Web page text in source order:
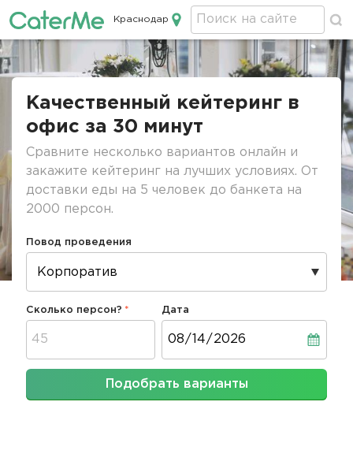
Кейтеринг в Краснодаре
Краснодар
Строка
Качественный кейтеринг в
офис за 30 минут
Сравните несколько вариантов онлайн и
закажите кейтеринг на лучших условиях. От
доставки еды на 5 человек до банкета на
2000 персон.
Повод проведения
Сколько персон? Дата
Подобрать варианты